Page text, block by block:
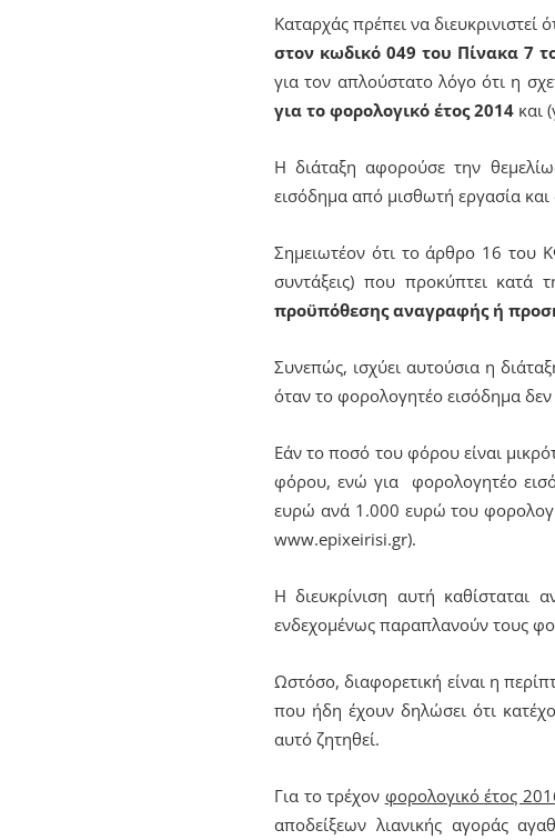
Καταρχάς πρέπει να διευκρινιστεί
στον κωδικό 049 του Πίνακα 7
για τον απλούστατο λόγο ότι η
για το φορολογικό έτος 2014 και
Η διάταξη αφορούσε την
εισόδημα από μισθωτή εργασία και
Σημειωτέον ότι το άρθρο 16 του
συντάξεις) που προκύπτει κατά
προϋπόθεσης αναγραφής ή
Συνεπώς, ισχύει αυτούσια η
όταν το φορολογητέο εισόδημα
Εάν το ποσό του φόρου είναι
φόρου, ενώ για φορολογητέο
ευρώ ανά 1.000 ευρώ του
www.epixeirisi.gr).
Η διευκρίνιση αυτή καθίσταται
ενδεχομένως παραπλανούν τους
Ωστόσο, διαφορετική είναι η
που ήδη έχουν δηλώσει ότι
αυτό ζητηθεί.
Για το τρέχον φορολογικό έτος
αποδείξεων λιανικής αγοράς